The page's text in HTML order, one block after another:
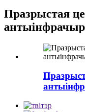
Празрыстая